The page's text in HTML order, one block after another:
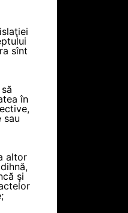
sînt
în
sau
altor
şi